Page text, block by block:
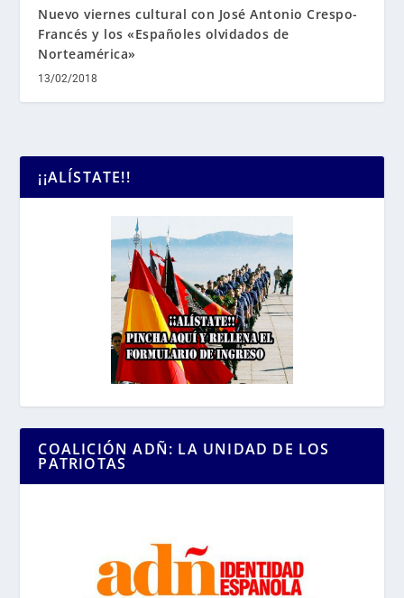
Nuevo viernes cultural con José Antonio Crespo-
Francés y los «Españoles olvidados de
Norteamérica»
13/02/2018
¡¡ALÍSTATE!!
COALICIÓN ADÑ: LA UNIDAD DE LOS
PATRIOTAS